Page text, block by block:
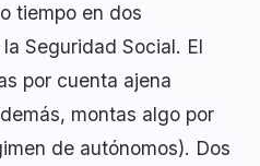
tiempo en dos
Seguridad Social. El
por cuenta ajena
montas algo por
de autónomos). Dos